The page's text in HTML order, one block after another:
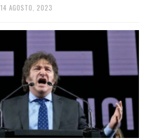
14 AGOSTO, 2023